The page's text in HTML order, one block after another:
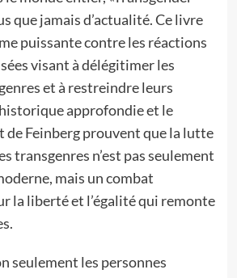
que jamais d’actualité. Ce livre
puissante contre les réactions
visant à délégitimer les
et à restreindre leurs
historique approfondie et le
de Feinberg prouvent que la lutte
transgenres n’est pas seulement
mais un combat
la liberté et l’égalité qui remonte
seulement les personnes